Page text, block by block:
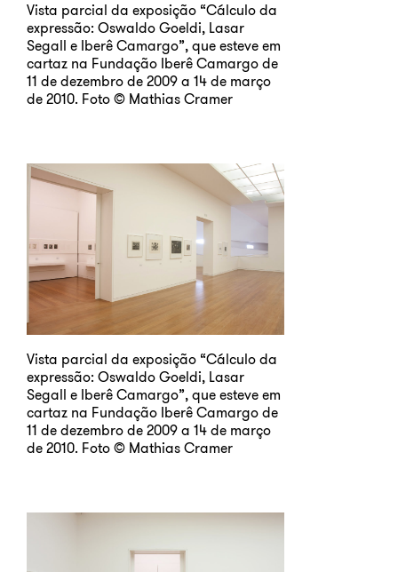
Vista parcial da exposição “Cálculo da
expressão: Oswaldo Goeldi, Lasar
Segall e Iberê Camargo”, que esteve em
cartaz na Fundação Iberê Camargo de
11 de dezembro de 2009 a 14 de março
de 2010. Foto © Mathias Cramer
Vista parcial da exposição “Cálculo da
expressão: Oswaldo Goeldi, Lasar
Segall e Iberê Camargo”, que esteve em
cartaz na Fundação Iberê Camargo de
11 de dezembro de 2009 a 14 de março
de 2010. Foto © Mathias Cramer